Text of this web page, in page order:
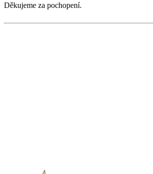
Děkujeme za pochopení.